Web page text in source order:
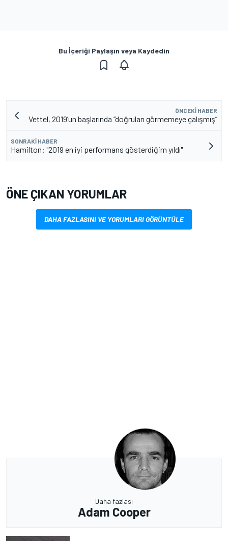
Bu İçeriği Paylaşın veya Kaydedin
ÖNCEKI HABER
Vettel, 2019’un başlarında “doğruları görmemeye çalışmış”
SONRAKI HABER
Hamilton: "2019 en iyi performans gösterdiğim yıldı"
ÖNE ÇIKAN YORUMLAR
DAHA FAZLASINI VE YORUMLARI GÖRÜNTÜLE
Daha fazlası
Adam Cooper